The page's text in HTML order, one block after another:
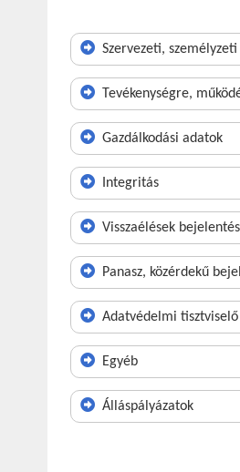
Szervezeti,
Tevékenységre,
Gazdálkodási adatok
Integritás
Visszaélések
Panasz, közérdekű
Adatvédelmi tisztviselő
Egyéb
Álláspályázatok